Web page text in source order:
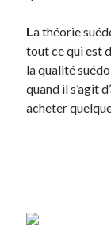
La théorie
tout ce qui est
la qualité
quand il s’agit
acheter